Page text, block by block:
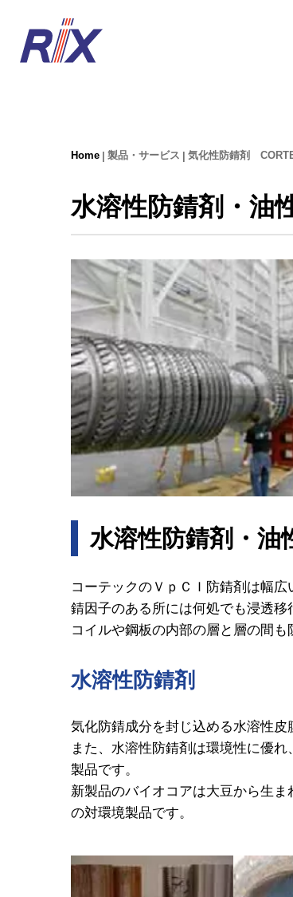
Home 製品・サービス 気化性防錆剤
水溶性防錆剤・油
水溶性防錆剤・油
コーテックのＶｐＣＩ防錆剤は幅
錆因子のある所には何処でも浸透移
コイルや鋼板の内部の層と層の間も
水溶性防錆剤
気化防錆成分を封じ込める水溶性皮
また、水溶性防錆剤は環境性に優
製品です。
新製品のバイオコアは大豆から生
の対環境製品です。